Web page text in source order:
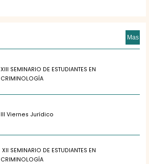
Mas
XIII SEMINARIO DE ESTUDIANTES EN
CRIMINOLOGÍA
III Viernes Jurídico
XII SEMINARIO DE ESTUDIANTES EN
CRIMINOLOGÍA